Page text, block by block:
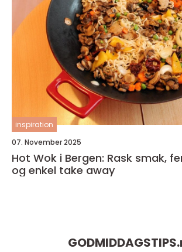
inspiration
07. November 2025
Hot Wok i Bergen: Rask smak,
og enkel take away
GODMIDDAGSTIPS.